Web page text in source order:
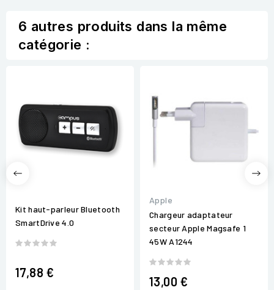
6 autres produits dans la même
catégorie :
Kit haut-parleur Bluetooth
SmartDrive 4.0
17,88 €
Apple
Chargeur adaptateur
secteur Apple Magsafe 1
45W A1244
13,00 €